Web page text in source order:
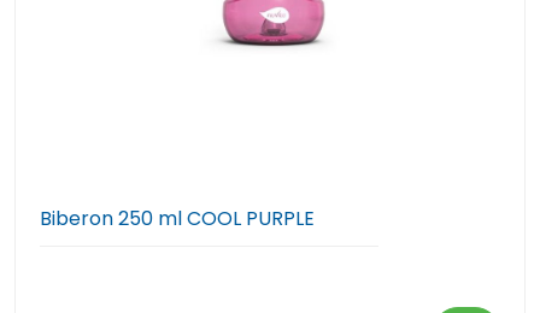
Biberon 250 ml COOL PURPLE